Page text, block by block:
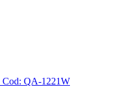
Cod: QA-1221W